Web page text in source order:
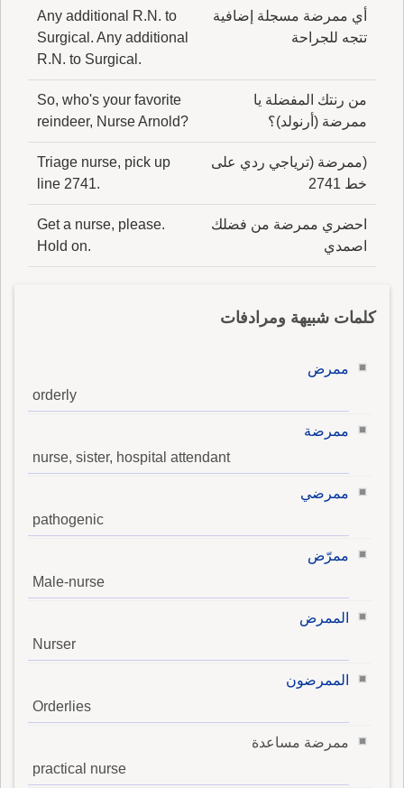
أي ممرضة مسجلة إضافية
تتجه للجراحة
Any additional R.N. to
Surgical. Any additional
R.N. to Surgical.
من رنتك المفضلة يا
ممرضة (أرنولد)؟
So, who's your favorite
reindeer, Nurse Arnold?
(ممرضة (ترياجي ردي على
خط 2741
Triage nurse, pick up
line 2741.
احضري ممرضة من فضلك
اصمدي
Get a nurse, please.
Hold on.
كلمات شبيهة ومرادفات
ممرض
orderly
ممرضة
nurse, sister, hospital attendant
ممرضي
pathogenic
ممرّض
Male-nurse
الممرض
Nurser
الممرضون
Orderlies
ممرضة مساعدة
practical nurse